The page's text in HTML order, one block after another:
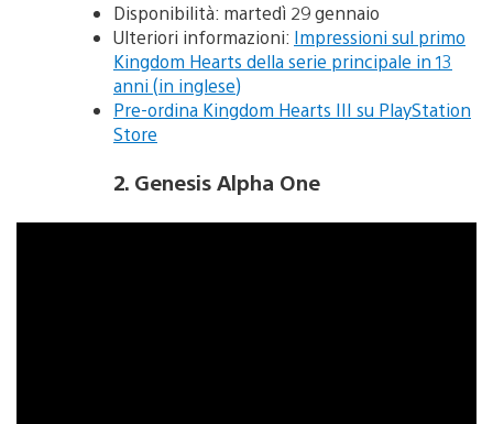
Disponibilità: martedì 29 gennaio
Ulteriori informazioni: Impressioni sul primo
Kingdom Hearts della serie principale in 13
anni (in inglese)
Pre-ordina Kingdom Hearts III su PlayStation
Store
2. Genesis Alpha One